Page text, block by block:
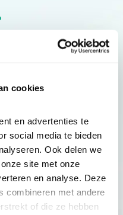
cookies
en advertenties te
social media te bieden
Ook delen we
site met onze
en analyse. Deze
combineren met andere
of die ze hebben
inspiratie, acties en tips